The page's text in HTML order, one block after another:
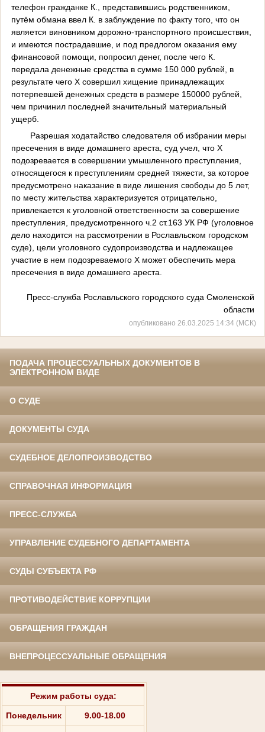
телефон гражданке К., представившись родственником,
путём обмана ввел К. в заблуждение по факту того, что он
является виновником дорожно-транспортного происшествия,
и имеются пострадавшие, и под предлогом оказания ему
финансовой помощи, попросил денег, после чего К.
передала денежные средства в сумме 150 000 рублей, в
результате чего Х совершил хищение принадлежащих
потерпевшей денежных средств в размере 150000 рублей,
чем причинил последней значительный материальный
ущерб.
Разрешая ходатайство следователя об избрании меры
пресечения в виде домашнего ареста, суд учел, что Х
подозревается в совершении умышленного преступления,
относящегося к преступлениям средней тяжести, за которое
предусмотрено наказание в виде лишения свободы до 5 лет,
по месту жительства характеризуется отрицательно,
привлекается к уголовной ответственности за совершение
преступления, предусмотренного ч.2 ст.163 УК РФ (уголовное
дело находится на рассмотрении в Рославльском городском
суде), цели уголовного судопроизводства и надлежащее
участие в нем подозреваемого Х может обеспечить мера
пресечения в виде домашнего ареста.
Пресс-служба Рославльского городского суда Смоленской
области
опубликовано 26.03.2025 14:34 (МСК)
ПОДАЧА ПРОЦЕССУАЛЬНЫХ ДОКУМЕНТОВ В
ЭЛЕКТРОННОМ ВИДЕ
О СУДЕ
ДОКУМЕНТЫ СУДА
СУДЕБНОЕ ДЕЛОПРОИЗВОДСТВО
СПРАВОЧНАЯ ИНФОРМАЦИЯ
ПРЕСС-СЛУЖБА
УПРАВЛЕНИЕ СУДЕБНОГО ДЕПАРТАМЕНТА
СУДЫ СУБЪЕКТА РФ
ПРОТИВОДЕЙСТВИЕ КОРРУПЦИИ
ОБРАЩЕНИЯ ГРАЖДАН
ВНЕПРОЦЕССУАЛЬНЫЕ ОБРАЩЕНИЯ
Режим работы суда:
Понедельник 9.00-18.00